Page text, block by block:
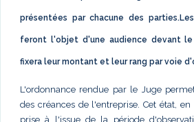
présentées par chacune des
feront l'objet d'une audience devant le
fixera leur montant et leur rang par voie
L'ordonnance rendue par le Juge
des créances de l'entreprise. Cet état,
prise à l'issue de la période